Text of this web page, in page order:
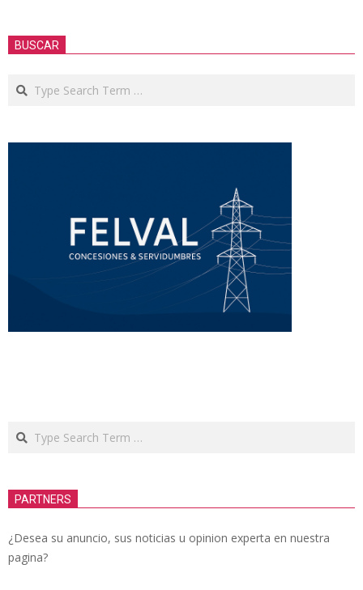
BUSCAR
Search
Search
PARTNERS
¿Desea su anuncio, sus noticias u opinion experta en nuestra
pagina?